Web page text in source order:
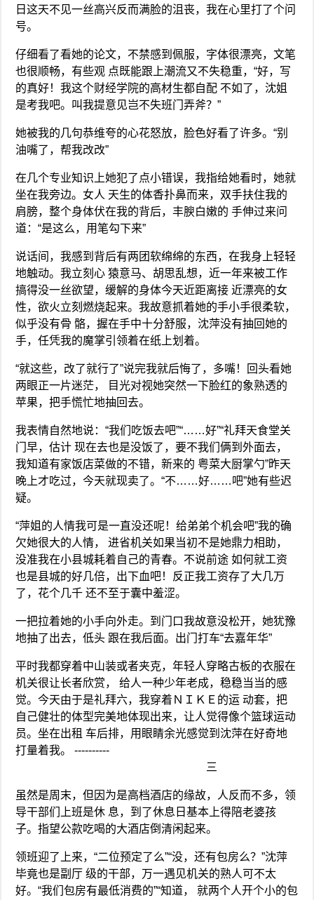
日这天不见一丝高兴反而满脸的沮丧，我在心里打了个问
号。
仔细看了看她的论文，不禁感到佩服，字体很漂亮，文笔
也很顺畅，有些观 点既能跟上潮流又不失稳重，“好，写
的真好！我这个财经学院的高材生都自配 不如了，沈姐
是考我吧。叫我提意见岂不失班门弄斧？”
她被我的几句恭维夸的心花怒放，脸色好看了许多。“别
油嘴了，帮我改改”
在几个专业知识上她犯了点小错误，我指给她看时，她就
坐在我旁边。女人 天生的体香扑鼻而来，双手扶住我的
肩膀，整个身体伏在我的背后，丰腴白嫩的 手伸过来问
道：“是这么，用笔勾下来”
说话间，我感到背后有两团软绵绵的东西，在我身上轻轻
地触动。我立刻心 猿意马、胡思乱想，近一年来被工作
搞得没一丝欲望，缓解的身体今天近距离接 近漂亮的女
性，欲火立刻燃烧起来。我故意抓着她的手小手很柔软，
似乎没有骨 骼，握在手中十分舒服，沈萍没有抽回她的
手，任凭我的魔掌引领着在纸上划着。
“就这些，改了就行了”说完我就后悔了，多嘴！回头看她
两眼正一片迷茫， 目光对视她突然一下脸红的象熟透的
苹果，把手慌忙地抽回去。
我表情自然地说：“我们吃饭去吧”“……好”“礼拜天食堂关
门早，估计 现在去也是没饭了，要不我们俩到外面去，
我知道有家饭店菜做的不错，新来的 粤菜大厨掌勺”昨天
晚上才吃过，今天就现卖了。“不……好……吧”她有些迟
疑。
“萍姐的人情我可是一直没还呢！给弟弟个机会吧”我的确
欠她很大的人情， 进省机关如果当初不是她鼎力相助，
没准我在小县城耗着自己的青春。不说前途 如何就工资
也是县城的好几倍，出下血吧！反正我工资存了大几万
了，花个几千 还不至于囊中羞涩。
一把拉着她的小手向外走。到门口我故意没松开，她犹豫
地抽了出去，低头 跟在我后面。出门打车“去嘉年华”
平时我都穿着中山装或者夹克，年轻人穿略古板的衣服在
机关很让长者欣赏， 给人一种少年老成，稳稳当当的感
觉。今天由于是礼拜六，我穿着ＮＩＫＥ的运 动套，把
自己健壮的体型完美地体现出来，让人觉得像个篮球运动
员。坐在出租 车后排，用眼睛余光感觉到沈萍在好奇地
打量着我。 ----------
三
虽然是周末，但因为是高档酒店的缘故，人反而不多，领
导干部们上班是休 息，到了休息日基本上得陪老婆孩
子。指望公款吃喝的大酒店倒清闲起来。
领班迎了上来，“二位预定了么”“没，还有包房么？”沈萍
毕竟也是副厅 级的干部，万一遇见机关的熟人可不太
好。“我们包房有最低消费的”“知道， 就两个人开个小的包